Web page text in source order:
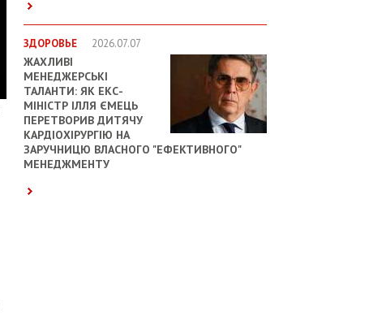
ЗДОРОВЬЕ 2026.07.07
ЖАХЛИВІ
МЕНЕДЖЕРСЬКІ
ТАЛАНТИ: ЯК ЕКС-
МІНІСТР ІЛЛЯ ЄМЕЦЬ
ПЕРЕТВОРИВ ДИТЯЧУ
КАРДІОХІРУРГІЮ НА
ЗАРУЧНИЦЮ ВЛАСНОГО "ЕФЕКТИВНОГО"
МЕНЕДЖМЕНТУ